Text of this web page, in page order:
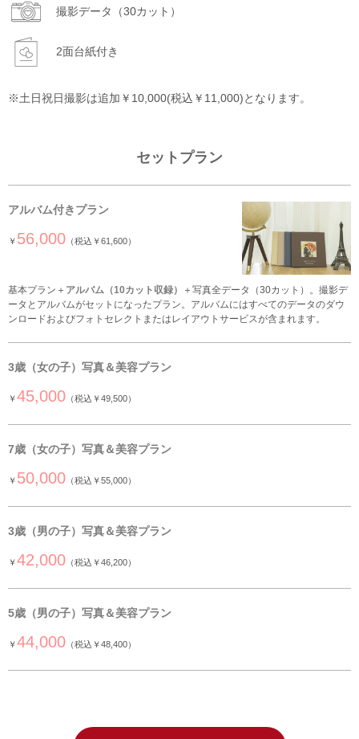
撮影データ（30カット）
2面台紙付き
※土日祝日撮影は追加￥10,000(税込￥11,000)となります。
セットプラン
アルバム付きプラン
￥ 56,000 （税込￥61,600）
基本プラン＋ アルバム（10カット収録）
＋写真全データ（30カット）。撮影デ
ータとアルバムがセットになったプラン。アルバムにはすべてのデータのダウ
ンロードおよびフォトセレクトまたはレイアウトサービスが含まれます。
3歳（女の子）写真＆美容プラン
￥45,000 （税込￥49,500）
7歳（女の子）写真＆美容プラン
￥ 50,000 （税込￥55,000）
3歳（男の子）写真＆美容プラン
￥42,000 （税込￥46,200）
5歳（男の子）写真＆美容プラン
￥44,000 （税込￥48,400）